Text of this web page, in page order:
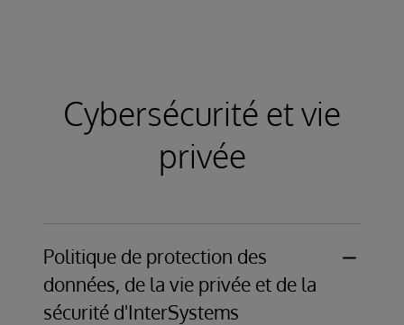
problèmes de sécurité.
En savoir plus
Cybersécurité et vie
privée
Politique de protection des
données, de la vie privée et de la
sécurité d'InterSystems